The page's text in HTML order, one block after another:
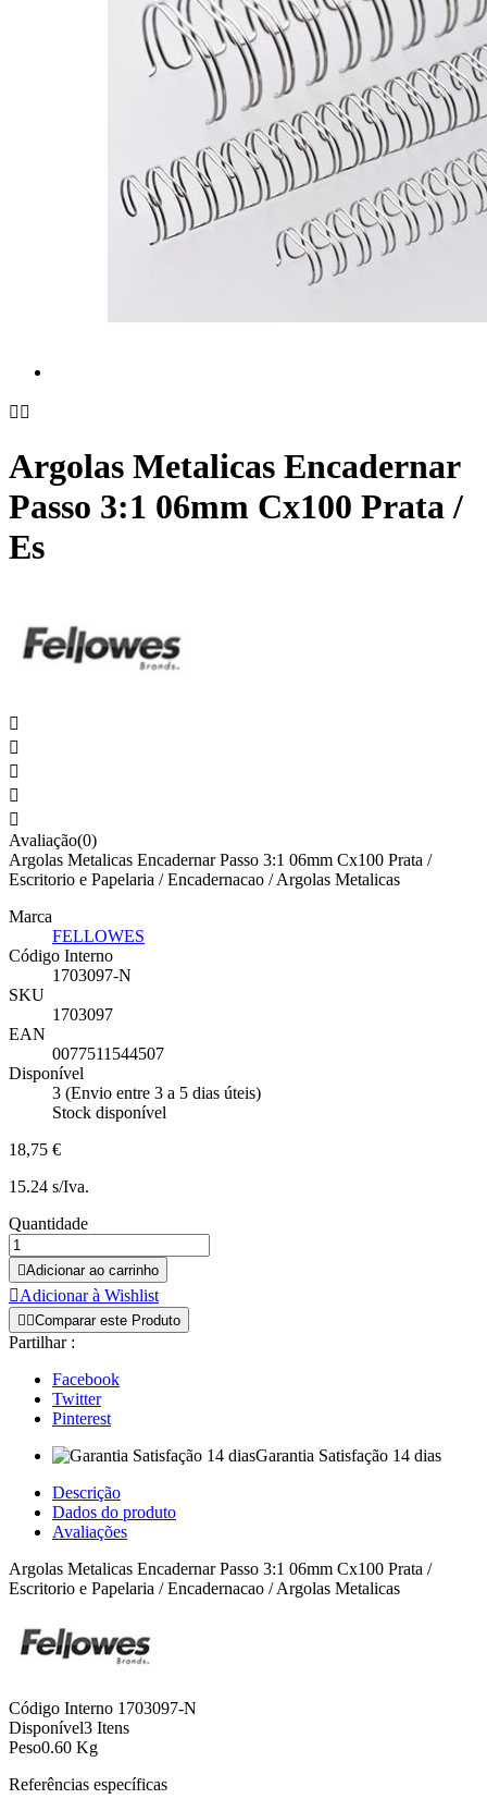
 
Argolas Metalicas Encadernar
Passo 3:1 06mm Cx100 Prata /
Es





Avaliação(0)
Argolas Metalicas Encadernar Passo 3:1 06mm Cx100 Prata /
Escritorio e Papelaria / Encadernacao / Argolas Metalicas
Marca
FELLOWES
Código Interno
1703097-N
SKU
1703097
EAN
0077511544507
Disponível
3 (Envio entre 3 a 5 dias úteis)
Stock disponível
18,75 €
15.24 s/Iva.
Quantidade
Adicionar ao carrinho
Adicionar à Wishlist
 Comparar este Produto
Partilhar :
Facebook
Twitter
Pinterest
Garantia Satisfação 14 dias
Descrição
Dados do produto
Avaliações
Argolas Metalicas Encadernar Passo 3:1 06mm Cx100 Prata /
Escritorio e Papelaria / Encadernacao / Argolas Metalicas
Código Interno 1703097-N
Disponível3 Itens
Peso0.60 Kg
Referências específicas